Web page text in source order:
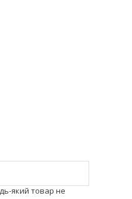
який товар не